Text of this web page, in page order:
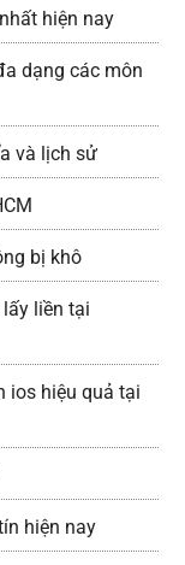
hiện nay
dạng các môn
và lịch sử
bị khô
liền tại
ios hiệu quả tại
hiện nay